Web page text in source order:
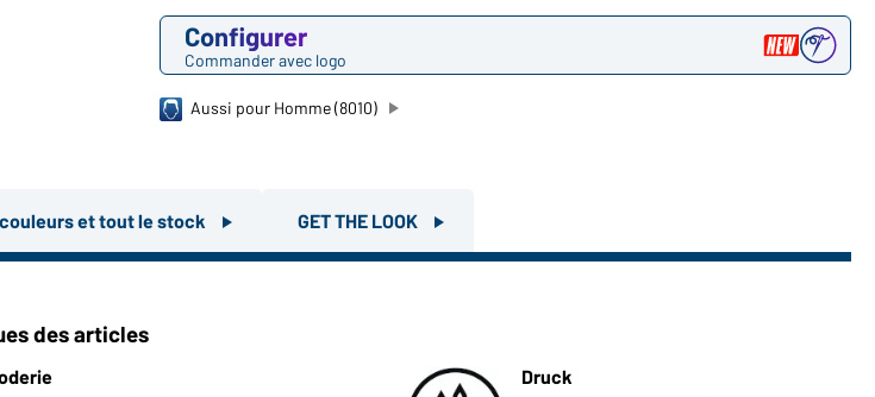
Configurer
Commander avec logo
Aussi pour Homme (8010)
et tout le stock GET THE LOOK
des articles
Druck